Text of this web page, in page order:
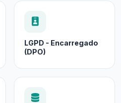
LGPD - Encarregado
(DPO)